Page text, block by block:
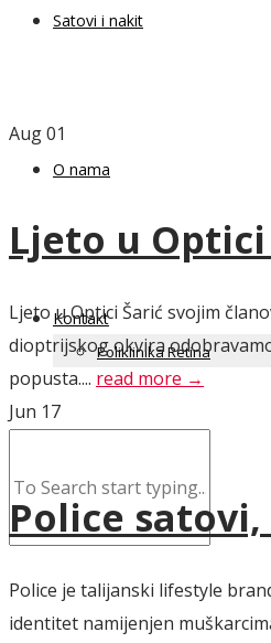
Satovi i nakit
O nama
Kontakt
Poliklinika Retina
Aug01
Ljeto u
Ljeto u Optici Šarić svojim
dioptrijskog okvira
popusta.... read more →
Jun 17
Police
Police je talijanski lifestyle
identitet namijenjen